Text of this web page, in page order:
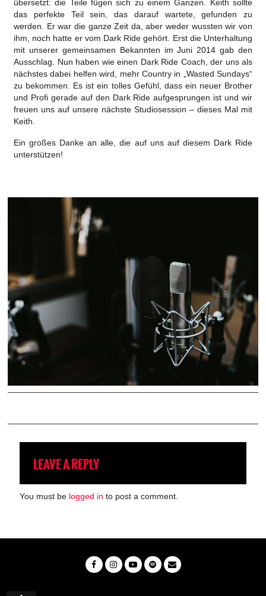
übersetzt: die Teile fügen sich zu einem Ganzen. Keith sollte
das perfekte Teil sein, das darauf wartete, gefunden zu
werden. Er war die ganze Zeit da, aber weder wussten wir von
ihm, noch hatte er vom Dark Ride gehört. Erst die Unterhaltung
mit unserer gemeinsamen Bekannten im Juni 2014 gab den
Ausschlag. Nun haben wie einen Dark Ride Coach, der uns als
nächstes dabei helfen wird, mehr Country in „Wasted Sundays“
zu bekommen. Es ist ein tolles Gefühl, dass ein neuer Brother
und Profi gerade auf den Dark Ride aufgesprungen ist und wir
freuen uns auf unsere nächste Studiosession – dieses Mal mit
Keith.
Ein großes Danke an alle, die auf uns auf diesem Dark Ride
unterstützen!
LEAVE A REPLY
You must be logged in to post a comment.